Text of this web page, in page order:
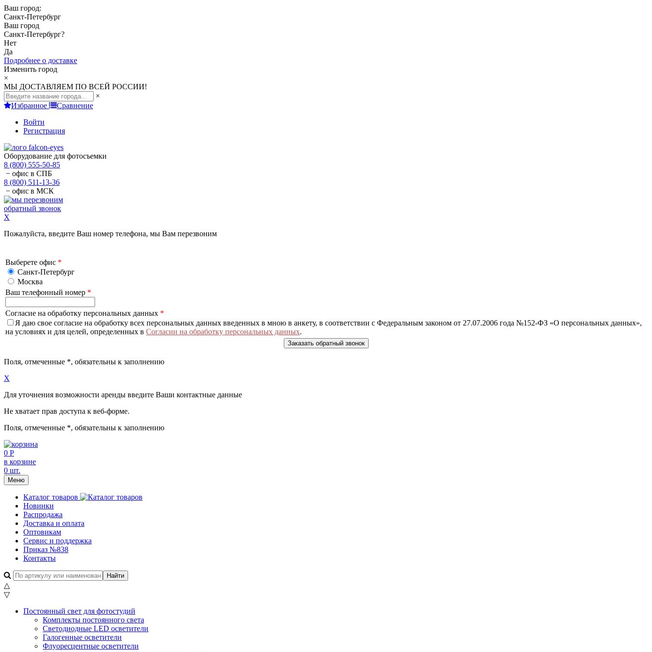
Ваш город:
Санкт-Петербург
Ваш город
Санкт-Петербург?
Нет
Да
Подробнее о доставке
Изменить город
×
МЫ ДОСТАВЛЯЕМ ПО ВСЕЙ РОССИИ!
×
Избранное
Сравнение
Войти
Регистрация
Оборудование для фотосъемки
8 (800) 555-50-85
− офис в СПБ
8 (800) 511-13-36
− офис в МСК
обратный звонок
X
Пожалуйста, введите Ваш номер телефона, мы Вам перезвоним
Выберете офис *
Санкт-Петербург
Москва
Ваш телефонный номер *
Согласие на обработку персональных данных *
Я даю свое согласие на обработку всех персональных данных введенных в мною в анкету, в соответствии с Федеральным законом от 27.07.2006 года №152-ФЗ «О персональных данных»,
на условиях и для целей, определенных в Согласии на обработку персональных данных.
Поля, отмеченные *, обязательны к заполнению
X
Для уточнения возможности аренды введите Ваши контактные данные
Не хватает прав доступа к веб-форме.
Поля, отмеченные *, обязательны к заполнению
0 Р
в корзине
0 шт.
Меню
Каталог товаров
Новинки
Распродажа
Доставка и оплата
Оптовикам
Сервис и поддержка
Приказ №838
Контакты
△
▽
Постоянный свет для фотостудий
Комплекты постоянного света
Светодиодные LED осветители
Галогенные осветители
Флуоресцентные осветители